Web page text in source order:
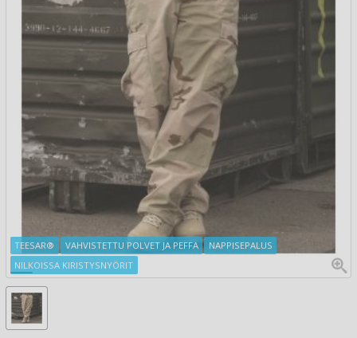
TEESAR® VAHVISTETTU POLVET JA PEFFA
NAPPISEPALUS
NILKOISSA KIRISTYSNYÖRIT